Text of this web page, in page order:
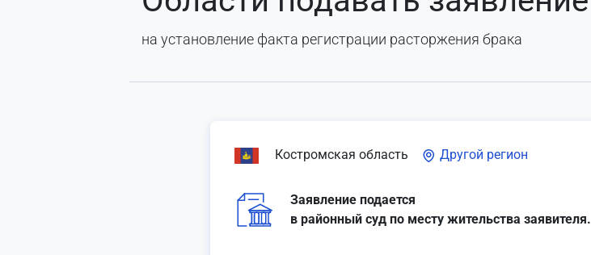
на установление факта регистрации расторжения брака
Костромская область Другой регион
Заявление подается
в районный суд по месту жительства заявителя.